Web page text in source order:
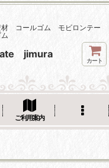
コールゴム モビロンテー
jimura
カート
ご利用案内